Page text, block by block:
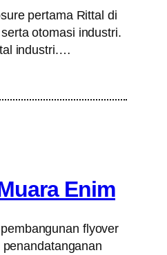
pertama Rittal di
otomasi industri.
industri.…
Enim
flyover